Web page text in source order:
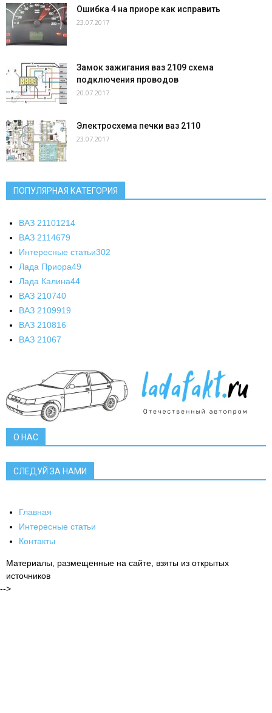
Ошибка 4 на приоре как исправить
23.07.2017
Замок зажигания ваз 2109 схема
подключения проводов
20.07.2017
Электросхема печки ваз 2110
23.07.2017
ПОПУЛЯРНАЯ КАТЕГОРИЯ
ВАЗ 21101214
ВАЗ 2114679
Интересные статьи302
Лада Приора49
Лада Калина44
ВАЗ 210740
ВАЗ 2109919
ВАЗ 210816
ВАЗ 21067
О НАС
СЛЕДУЙ ЗА НАМИ
Главная
Интересные статьи
Контакты
Материалы, размещенные на сайте, взяты из открытых
источников
-->